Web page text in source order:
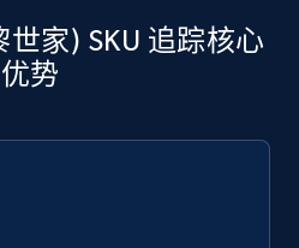
Description, Initial
家) SKU 追踪核心
优势